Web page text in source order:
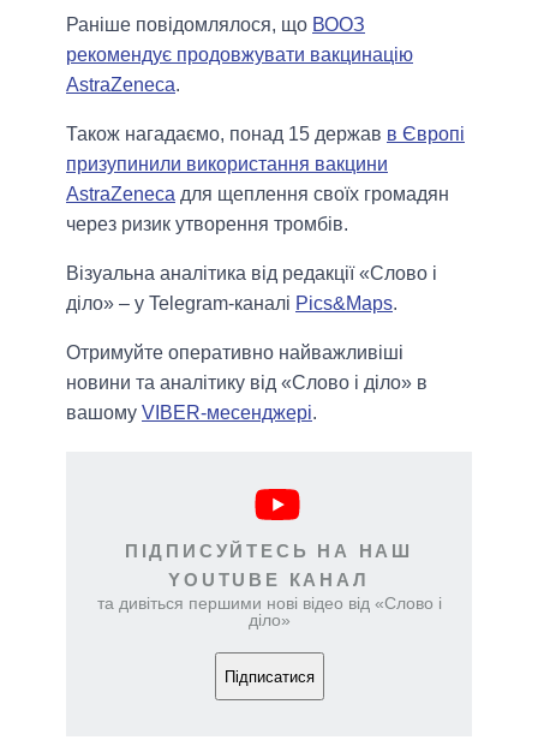
Раніше повідомлялося, що ВООЗ
рекомендує продовжувати вакцинацію
AstraZeneca.
Також нагадаємо, понад 15 держав в Європі
призупинили використання вакцини
AstraZeneca для щеплення своїх громадян
через ризик утворення тромбів.
Візуальна аналітика від редакції «Слово і
діло» – у Telegram-каналі Pics&Maps.
Отримуйте оперативно найважливіші
новини та аналітику від «Слово і діло» в
вашому VIBER-месенджері.
ПІДПИСУЙТЕСЬ НА НАШ
YOUTUBE КАНАЛ
та дивіться першими нові відео від «Слово і
діло»
Підписатися